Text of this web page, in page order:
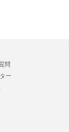
問
ー